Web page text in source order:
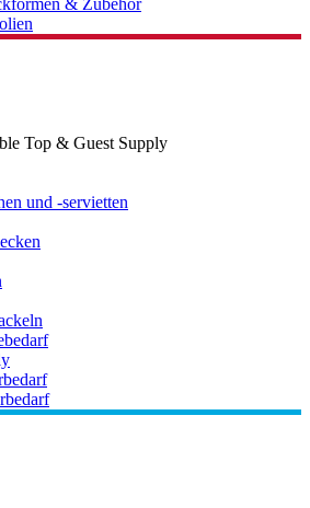
& Zubehör
Top & Guest Supply
und -servietten